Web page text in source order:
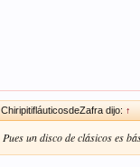
ChiripitifláuticosdeZafra dijo: ↑
Pues un disco de clásicos es